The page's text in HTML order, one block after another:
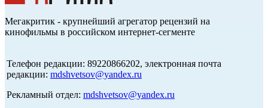
Мегакритик - крупнейший агрегатор рецензий на
кинофильмы в российском интернет-сегменте
Телефон редакции: 89220866202, электронная почта
редакции: mdshvetsov@yandex.ru
Рекламный отдел: mdshvetsov@yandex.ru